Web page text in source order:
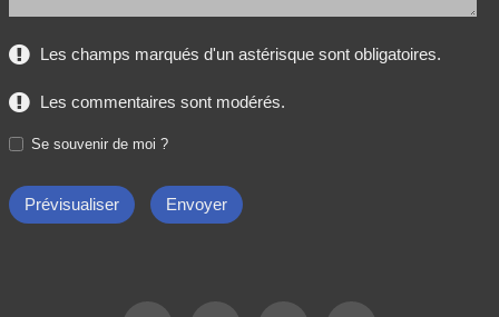
Les champs marqués d'un astérisque sont obligatoires.
Les commentaires sont modérés.
Se souvenir de moi ?